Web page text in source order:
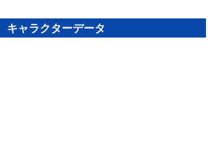
キャラクターデータ